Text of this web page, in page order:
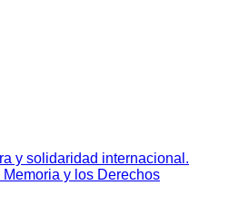
y solidaridad internacional.
y los Derechos